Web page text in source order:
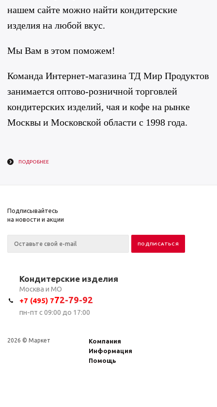
нашем сайте можно найти кондитерские
изделия на любой вкус.
Мы Вам в этом поможем!
Команда Интернет-магазина ТД Мир Продуктов
занимается оптово-розничной торговлей
кондитерских изделий, чая и кофе на рынке
Москвы и Московской области с 1998 года.
ПОДРОБНЕЕ
Подписывайтесь
на новости и акции
Кондитерские изделия
Москва и МО
+7 (495) 772-79-92
пн-пт с 09:00 до 17:00
2026 © Маркет
Компания
Информация
Помощь